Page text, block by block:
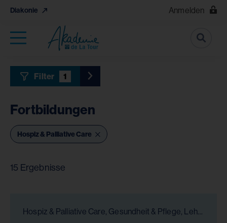
Diakonie Anmelden
Suche
Filter 1 Toggle Sidebar Filter
Fortbildungen
Hospiz & Palliative Care
15 Ergebnisse
Hospiz & Palliative Care, Gesundheit & Pflege, Lehrgänge